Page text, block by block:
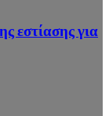
εστίασης για